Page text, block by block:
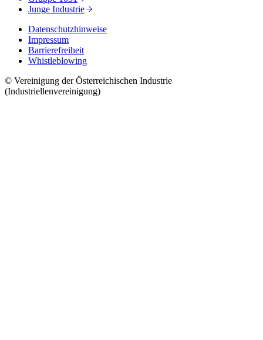
Junge Industrie
Datenschutzhinweise
Impressum
Barrierefreiheit
Whistleblowing
© Vereinigung der Österreichischen Industrie
(Industriellenvereinigung)